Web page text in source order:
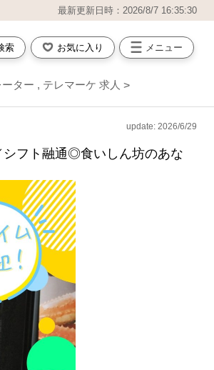
最新更新日時：2026/8/7 16:35:30
索 お気に入り メニュー
ター , テレマーケ 求人
update: 2026/6/29
シフト融通◎食いしん坊のあな